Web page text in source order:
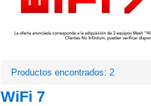
Productos encontrados: 2
WiFi 7